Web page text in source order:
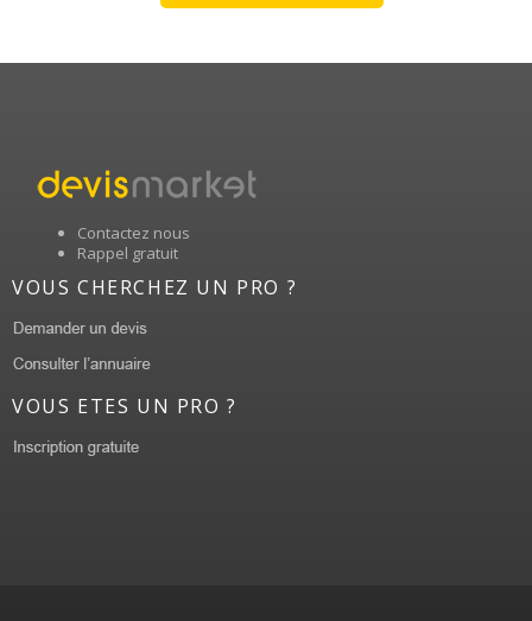
Contactez nous
Rappel gratuit
VOUS CHERCHEZ UN PRO ?
VOUS ETES UN PRO ?